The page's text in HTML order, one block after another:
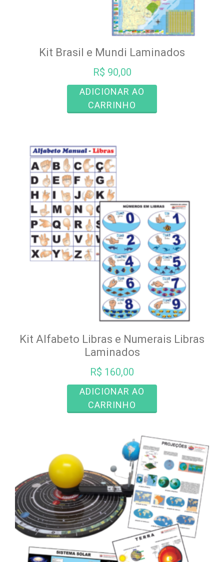
Kit Brasil e Mundi Laminados
R$ 90,00
ADICIONAR AO
CARRINHO
Kit Alfabeto Libras e Numerais Libras
Laminados
R$ 160,00
ADICIONAR AO
CARRINHO